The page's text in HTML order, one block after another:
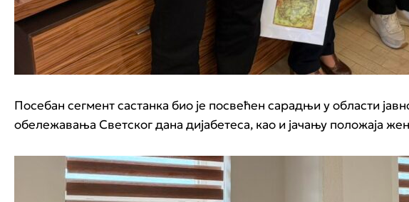
Посебан сегмент састанка био је посвећен сарадњи у области
обележавања Светског дана дијабетеса, као и јачању положаја